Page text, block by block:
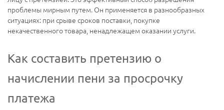
проблемы мирным путем. Он применяется в разнообразных
ситуациях: при срыве сроков поставки, покупке
некачественного товара, ненадлежащем оказании услуги.
Как составить претензию о
начислении пени за просрочку
платежа